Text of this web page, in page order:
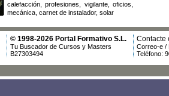
calefacción, profesiones, vigilante, oficios,
mecánica, carnet de instalador, solar
© 1998-2026 Portal Formativo S.L.
Tu Buscador de Cursos y Masters
B27303494
Contacte
Correo-e /
Teléfono: